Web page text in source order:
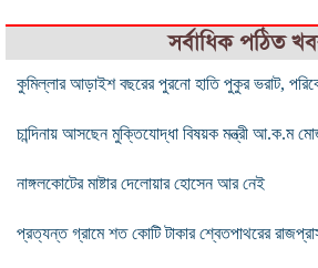
সর্বাধিক পঠিত
কুমিল্লার আড়াইশ বছরের পুরনো হাতি পুকুর ভরাট,
চান্দিনায় আসছেন মুক্তিযোদ্ধা বিষয়ক মন্ত্রী আ.ক.ম
নাঙ্গলকোটের মাষ্টার দেলোয়ার হোসেন আর নেই
প্রত্যন্ত গ্রামে শত কোটি টাকার শ্বেতপাথরের